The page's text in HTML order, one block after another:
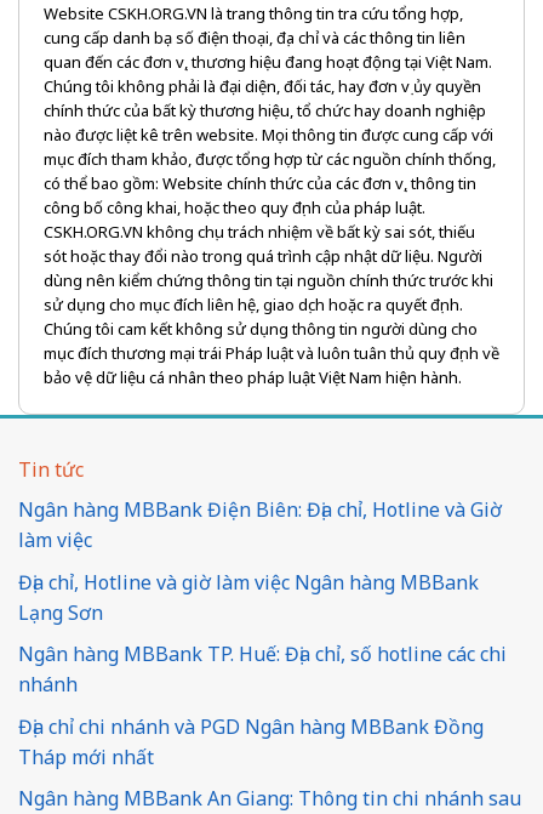
Website CSKH.ORG.VN là trang thông tin tra cứu tổng hợp,
cung cấp danh bạ số điện thoại, địa chỉ và các thông tin liên
quan đến các đơn vị, thương hiệu đang hoạt động tại Việt Nam.
Chúng tôi không phải là đại diện, đối tác, hay đơn vị ủy quyền
chính thức của bất kỳ thương hiệu, tổ chức hay doanh nghiệp
nào được liệt kê trên website. Mọi thông tin được cung cấp với
mục đích tham khảo, được tổng hợp từ các nguồn chính thống,
có thể bao gồm: Website chính thức của các đơn vị, thông tin
công bố công khai, hoặc theo quy định của pháp luật.
CSKH.ORG.VN không chịu trách nhiệm về bất kỳ sai sót, thiếu
sót hoặc thay đổi nào trong quá trình cập nhật dữ liệu. Người
dùng nên kiểm chứng thông tin tại nguồn chính thức trước khi
sử dụng cho mục đích liên hệ, giao dịch hoặc ra quyết định.
Chúng tôi cam kết không sử dụng thông tin người dùng cho
mục đích thương mại trái Pháp luật và luôn tuân thủ quy định về
bảo vệ dữ liệu cá nhân theo pháp luật Việt Nam hiện hành.
Tin tức
Ngân hàng MBBank Điện Biên: Địa chỉ, Hotline và Giờ
làm việc
Địa chỉ, Hotline và giờ làm việc Ngân hàng MBBank
Lạng Sơn
Ngân hàng MBBank TP. Huế: Địa chỉ, số hotline các chi
nhánh
Địa chỉ chi nhánh và PGD Ngân hàng MBBank Đồng
Tháp mới nhất
Ngân hàng MBBank An Giang: Thông tin chi nhánh sau